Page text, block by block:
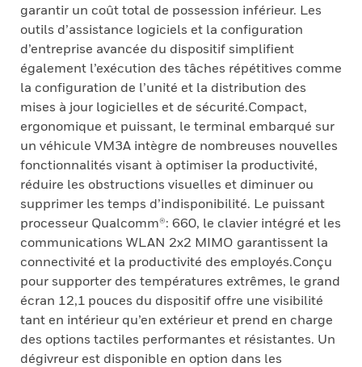
garantir un coût total de possession inférieur. Les
outils d’assistance logiciels et la configuration
d’entreprise avancée du dispositif simplifient
également l’exécution des tâches répétitives comme
la configuration de l’unité et la distribution des
mises à jour logicielles et de sécurité.Compact,
ergonomique et puissant, le terminal embarqué sur
un véhicule VM3A intègre de nombreuses nouvelles
fonctionnalités visant à optimiser la productivité,
réduire les obstructions visuelles et diminuer ou
supprimer les temps d’indisponibilité. Le puissant
processeur Qualcomm®: 660, le clavier intégré et les
communications WLAN 2x2 MIMO garantissent la
connectivité et la productivité des employés.Conçu
pour supporter des températures extrêmes, le grand
écran 12,1 pouces du dispositif offre une visibilité
tant en intérieur qu’en extérieur et prend en charge
des options tactiles performantes et résistantes. Un
dégivreur est disponible en option dans les